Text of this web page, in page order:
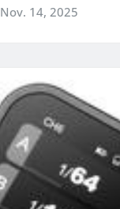
Nov. 14, 2025